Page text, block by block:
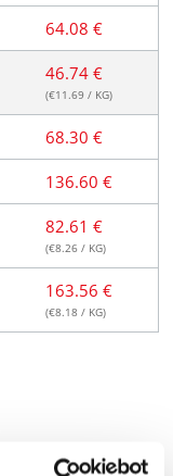
64.08 €
46.74 €
(€11.69 / KG)
68.30 €
136.60 €
82.61 €
(€8.26 / KG)
163.56 €
(€8.18 / KG)